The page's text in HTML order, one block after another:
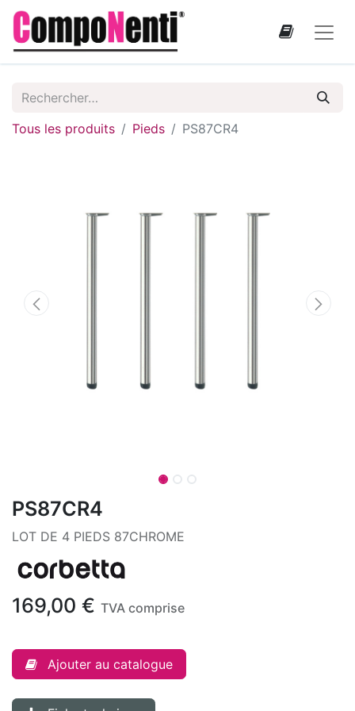
Tous les produits Pieds PS87CR4
PS87CR4
LOT DE 4 PIEDS 87CHROME
169,00 € TVA comprise
Ajouter au catalogue